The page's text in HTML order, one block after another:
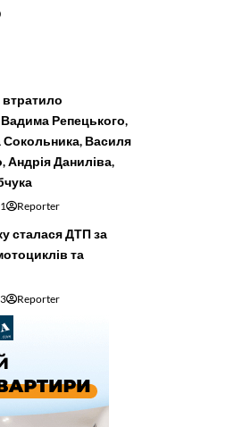
втратило
Вадима Репецького,
Василя
Андрія Даниліва,
Reporter
сталася ДТП за
та
Reporter